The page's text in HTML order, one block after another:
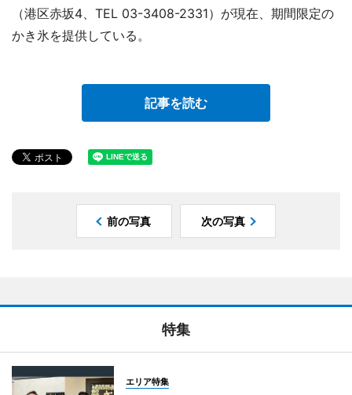
（港区赤坂4、TEL 03-3408-2331）が現在、期間限定の
かき氷を提供している。
記事を読む
前の写真 次の写真
特集
エリア特集